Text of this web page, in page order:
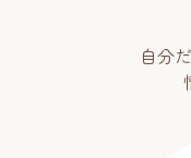
自分